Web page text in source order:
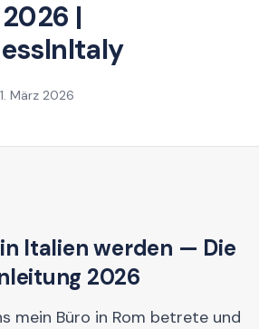
|
März 2026
Italien werden — Die
2026
mein Büro in Rom betrete und